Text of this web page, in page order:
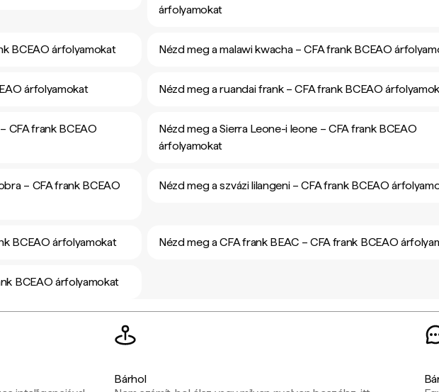
árfolyamokat
BCEAO árfolyamokat Nézd meg a malawi kwacha – CFA frank BCEAO
árfolyamokat Nézd meg a ruandai frank – CFA frank BCEAO
CFA frank BCEAO
Nézd meg a Sierra Leone-i leone – CFA frank BCEAO
árfolyamokat
– CFA frank BCEAO
Nézd meg a szvázi lilangeni – CFA frank BCEAO
BCEAO árfolyamokat Nézd meg a CFA frank BEAC – CFA frank BCEAO
BCEAO árfolyamokat
Bárhol